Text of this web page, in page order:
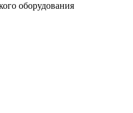
оборудования